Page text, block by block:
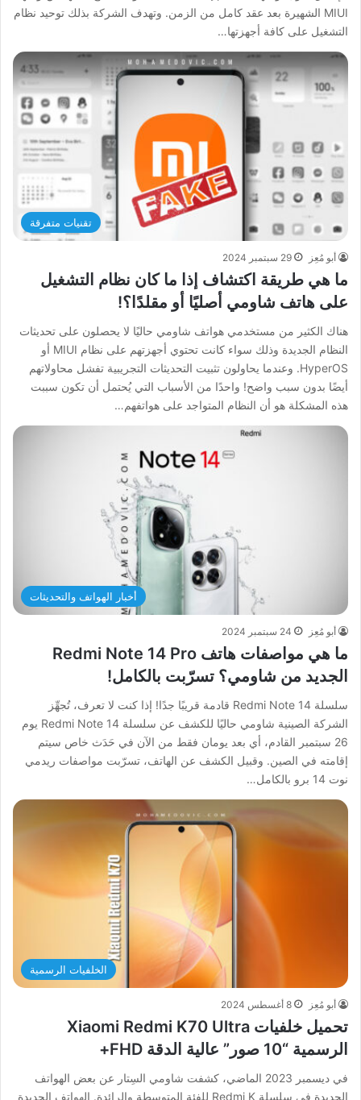
MIUI الشهيرة بعد عقد كامل من الزمن. وتهدف الشركة بذلك توحيد نظام
التشغيل على كافة أجهزتها…
تقنيات متفرقة
أبو مُعِز 29 سبتمبر 2024
ما هي طريقة اكتشاف إذا ما كان نظام التشغيل
على هاتف شاومي أصليًا أو مقلدًا؟!
هناك الكثير من مستخدمي هواتف شاومي حاليًا لا يحصلون على تحديثات
النظام الجديدة وذلك سواء كانت تحتوي أجهزتهم على نظام MIUI أو
HyperOS. وعندما يحاولون تثبيت التحديثات التجريبية تفشل محاولاتهم
أيضًا بدون سبب واضح! واحدًا من الأسباب التي يُحتمل أن تكون سببت
هذه المشكلة هو أن النظام المتواجد على هواتفهم…
أخبار الهواتف والتحديثات
أبو مُعِز 24 سبتمبر 2024
ما هي مواصفات هاتف Redmi Note 14 Pro
الجديد من شاومي؟ تسرّبت بالكامل!
سلسلة Redmi Note 14 قادمة قريبًا جدًا! إذا كنت لا تعرف، تُجهِّز
الشركة الصينية شاومي حاليًا للكشف عن سلسلة Redmi Note 14 يوم
26 سبتمبر القادم، أي بعد يومان فقط من الآن في حَدَث خاص سيتم
إقامته في الصين. وقبيل الكشف عن الهاتف، تسرّبت مواصفات ريدمي
نوت 14 برو بالكامل…
الخلفيات الرسمية
أبو مُعِز 8 أغسطس 2024
تحميل خلفيات Xiaomi Redmi K70 Ultra
الرسمية “10 صور” عالية الدقة FHD+
في ديسمبر 2023 الماضي، كشفت شاومي السِتار عن بعض الهواتف
الجديدة في سلسلة Redmi K للفئة المتوسطة والرائدة. الهواتف الجديدة